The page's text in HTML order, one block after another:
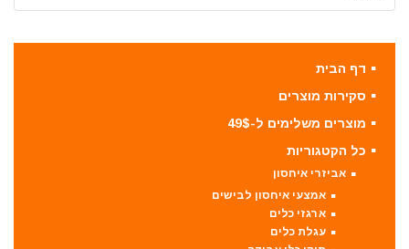
דף הבית
סקירות מוצרים
מוצרים משלימים ל-49$
כל הקטגוריות
אביזרי איחסון
אמצעי איחסון לבישים
ארגזי כלים
עגלת כלים